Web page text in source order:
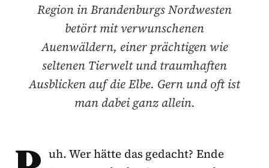
Region in Brandenburgs Nordwesten
betört mit verwunschenen
Auenwäldern, einer prächtigen wie
seltenen Tierwelt und traumhaften
Ausblicken auf die Elbe. Gern und oft ist
man dabei ganz allein.
uh. Wer hätte das gedacht? Ende